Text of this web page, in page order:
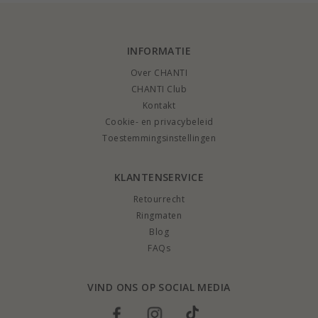
INFORMATIE
Over CHANTI
CHANTI Club
Kontakt
Cookie- en privacybeleid
Toestemmingsinstellingen
KLANTENSERVICE
Retourrecht
Ringmaten
Blog
FAQs
VIND ONS OP SOCIAL MEDIA